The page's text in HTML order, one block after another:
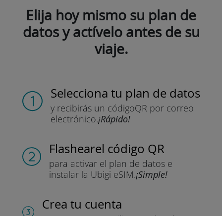
Elija hoy mismo su plan de
datos y actívelo antes de su
viaje.
Selecciona tu plan de datos
y recibirás un códigoQR por correo
electrónico.¡Rápido!
Flashearel código QR
para activar el plan de datos e
instalar la Ubigi eSIM.¡Simple!
Crea tu cuenta